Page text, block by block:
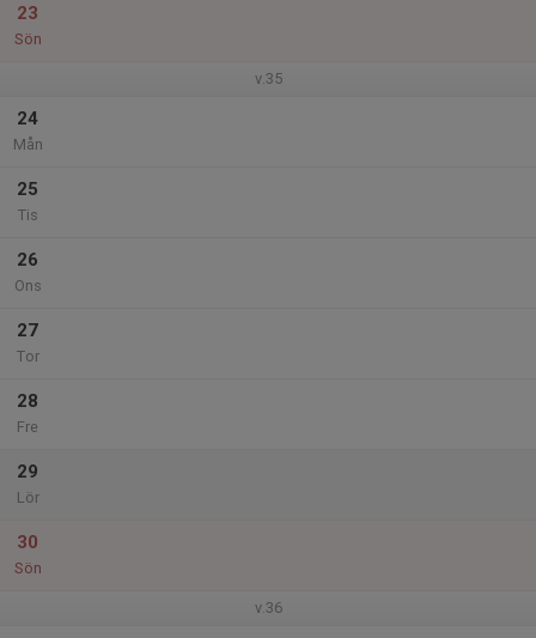
23
Sön
v.35
24
Mån
25
Tis
26
Ons
27
Tor
28
Fre
29
Lör
30
Sön
v.36